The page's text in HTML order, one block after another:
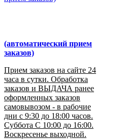
(автоматический прием
заказов)
Прием заказов на сайте 24
часа в сутки. Обработка
заказов и ВЫДАЧА ранее
оформленных заказов
самовывозом - в рабочие
дни с 9:30 до 18:00 часов.
Суббота С 10:00 до 16:00.
Воскресенье выходной.